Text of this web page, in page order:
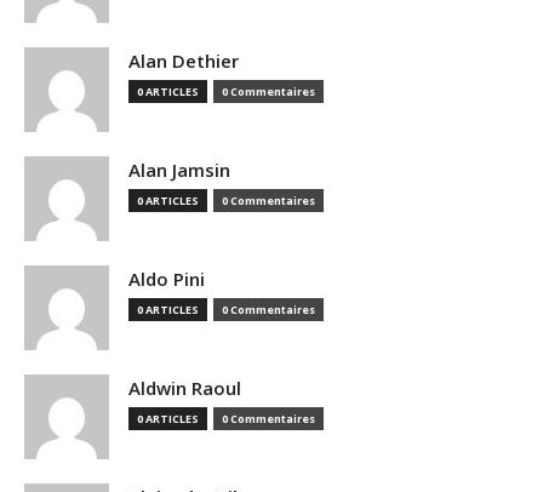
Alan Dethier
0 ARTICLES 0 Commentaires
Alan Jamsin
0 ARTICLES 0 Commentaires
Aldo Pini
0 ARTICLES 0 Commentaires
Aldwin Raoul
0 ARTICLES 0 Commentaires